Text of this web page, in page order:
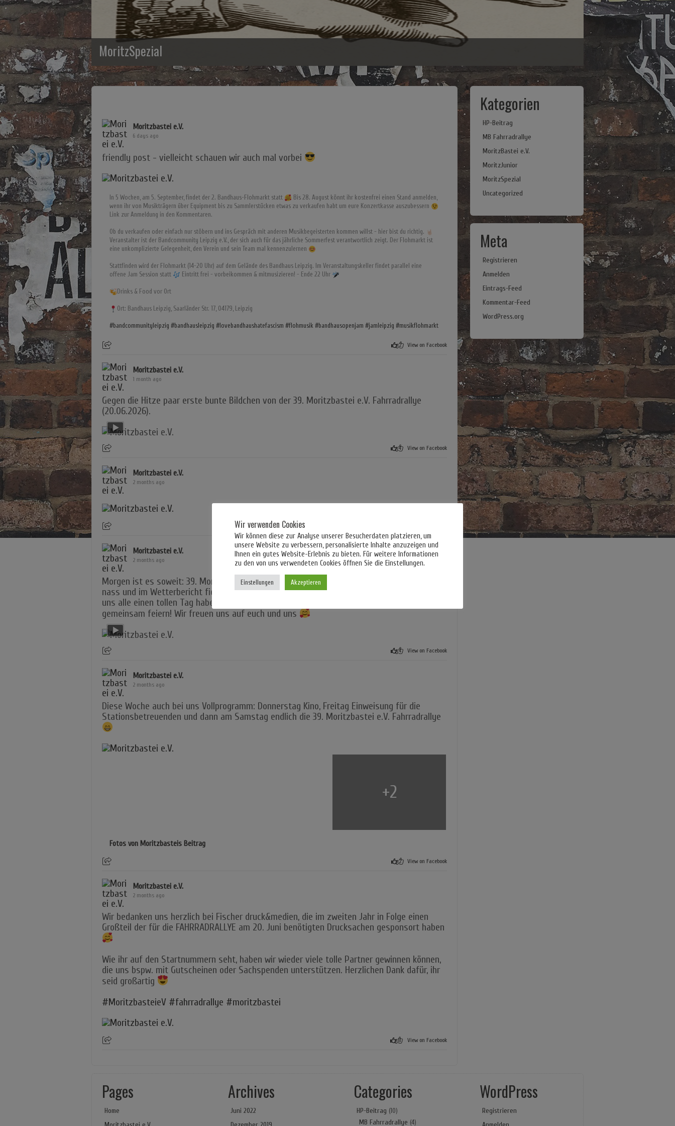
MoritzSpezial
Moritzbastei e.V.
6 days ago
friendly post - vielleicht schauen wir auch mal vorbei
In 5 Wochen, am 5. September, findet der 2. Bandhaus-Flohmarkt statt
Bis 28. August könnt ihr kostenfrei einen Stand anmelden,
wenn ihr von Musikträgern über Equipment bis zu Sammlerstücken etwas zu verkaufen habt um eure Konzertkasse auszubessern
Link zur Anmeldung in den Kommentaren.
Ob du verkaufen oder einfach nur stöbern und ins Gespräch mit anderen Musikbegeisterten kommen willst - hier bist du richtig.
Veranstalter ist der Bandcommunity Leipzig e.V., der sich auch für das jährliche Sommerfest verantwortlich zeigt. Der Flohmarkt ist
eine unkomplizierte Gelegenheit, den Verein und sein Team mal kennenzulernen
Stattfinden wird der Flohmarkt (14-20 Uhr) auf dem Gelände des Bandhaus Leipzig. Im Veranstaltungskeller findet parallel eine
offene Jam Session statt
Eintritt frei - vorbeikommen & mitmusizieren! - Ende 22 Uhr
Drinks & Food vor Ort
Ort: Bandhaus Leipzig, Saarländer Str. 17, 04179, Leipzig
#bandcommunityleipzig #bandhausleipzig #lovebandhaushatefascism #flohmusik #bandhausopenjam #jamleipzig #musikflohmarkt
2 View on Facebook
Moritzbastei e.V.
1 month ago
Gegen die Hitze paar erste bunte Bildchen von der 39. Moritzbastei e.V. Fahrradrallye
(20.06.2026).
4 View on Facebook
Moritzbastei e.V.
2 months ago
Moritzbastei e.V.
2 months ago
Morgen ist es soweit: 39. Moritzbastei e.V. Fahrradrallye. Das Wetter wird heiß und ggf.
nass und im Wetterbericht fiel auch das Wort "Hagel". Sicherheit geht immer vor - lasst
uns alle einen tollen Tag haben und abends gesund & mehr oder weniger munter
gemeinsam feiern! Wir freuen uns auf euch und uns
4 View on Facebook
Moritzbastei e.V.
2 months ago
Diese Woche auch bei uns Vollprogramm: Donnerstag Kino, Freitag Einweisung für die
Stationsbetreuenden und dann am Samstag endlich die 39. Moritzbastei e.V. Fahrradrallye
+2
Fotos von Moritzbasteis Beitrag
2 View on Facebook
Moritzbastei e.V.
2 months ago
Wir bedanken uns herzlich bei Fischer druck&medien, die im zweiten Jahr in Folge einen
Großteil der für die FAHRRADRALLYE am 20. Juni benötigten Drucksachen gesponsort haben
Wie ihr auf den Startnummern seht, haben wir wieder viele tolle Partner gewinnen können,
die uns bspw. mit Gutscheinen oder Sachspenden unterstützen. Herzlichen Dank dafür, ihr
seid großartig
#MoritzbasteieV #fahrradrallye #moritzbastei
8 View on Facebook
Kategorien
HP-Beitrag
MB Fahrradrallye
MoritzBastei e.V.
MoritzJunior
MoritzSpezial
Uncategorized
Meta
Registrieren
Anmelden
Eintrags-Feed
Kommentar-Feed
WordPress.org
Pages
Home
Archives
Juni 2022
Categories
HP-Beitrag (10)
MB Fahrradrallye (4)
WordPress
Registrieren
Wir verwenden Cookies
Wir können diese zur Analyse unserer Besucherdaten platzieren, um
unsere Website zu verbessern, personalisierte Inhalte anzuzeigen und
Ihnen ein gutes Website-Erlebnis zu bieten. Für weitere Informationen
zu den von uns verwendeten Cookies öffnen Sie die Einstellungen.
Einstellungen Akzeptieren